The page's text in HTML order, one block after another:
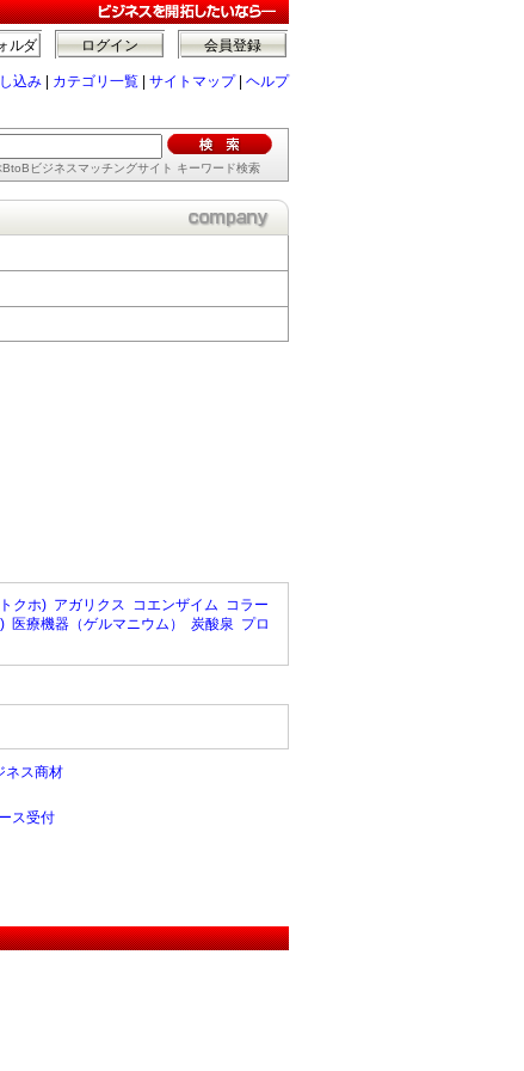
会員登録
ログイン
ルダ
込み カテゴリ一覧 サイトマップ| ヘルプ
ビジネスマッチングサイト キーワード検索
クホ) アガリクス コエンザイム コラー
医療機器（ゲルマニウム） 炭酸泉 プロ
ネス商材
ス受付